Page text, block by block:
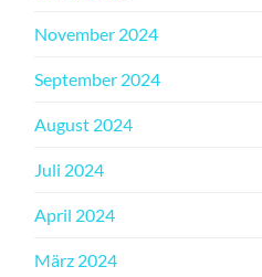
November 2024
September 2024
August 2024
Juli 2024
April 2024
März 2024